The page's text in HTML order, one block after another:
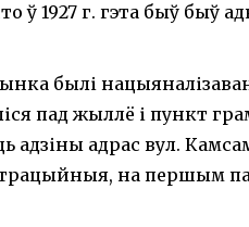
ў 1927 г. гэта быў быў
былі
пад жыллё і пункт
адзіны адрас вул.
на першым